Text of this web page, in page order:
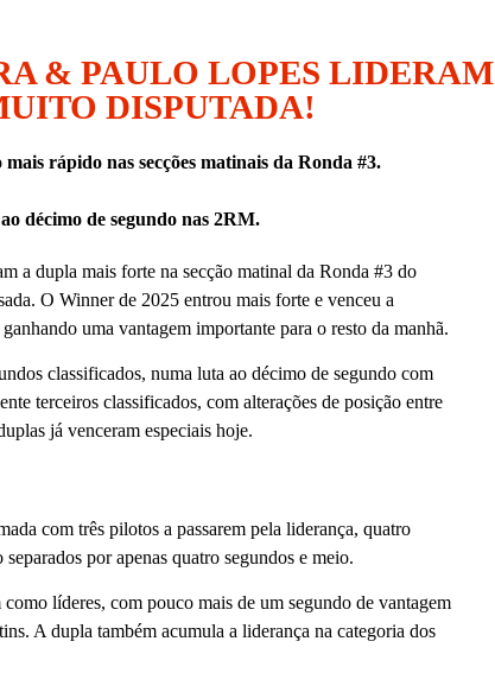
& PAULO LOPES LIDERAM
DISPUTADA!
rápido nas secções matinais da Ronda #3.
décimo de segundo nas 2RM.
a dupla mais forte na secção matinal da Ronda #3 do
O Winner de 2025 entrou mais forte e venceu a
uma vantagem importante para o resto da manhã.
classificados, numa luta ao décimo de segundo com
terceiros classificados, com alterações de posição entre
já venceram especiais hoje.
com três pilotos a passarem pela liderança, quatro
por apenas quatro segundos e meio.
líderes, com pouco mais de um segundo de vantagem
A dupla também acumula a liderança na categoria dos